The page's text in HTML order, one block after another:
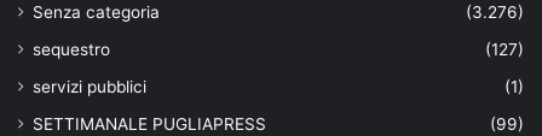
Senza categoria
(3.276)
sequestro
(127)
servizi pubblici
(1)
SETTIMANALE PUGLIAPRESS
(99)